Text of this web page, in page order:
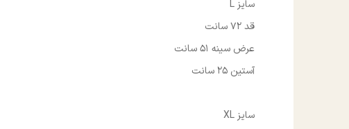
سایز L
قد 72 سانت
عرض سینه 51 سانت
آستین 25 سانت
سایز XL